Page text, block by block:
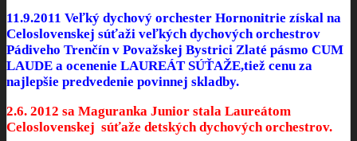
11.9.2011 Veľký dychový orchester Hornonitrie získal na
Celoslovenskej súťaži veľkých dychových orchestrov
Pádiveho Trenčín v Považskej Bystrici Zlaté pásmo CUM
LAUDE a ocenenie LAUREÁT SÚŤAŽE,tiež cenu za
najlepšie predvedenie povinnej skladby.
2.6. 2012 sa Maguranka Junior stalaLaureátom
Celoslovenskej súťaže detských dychových orchestrov.